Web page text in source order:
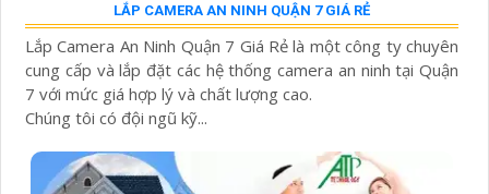
LẮP CAMERA AN NINH QUẬN 7 GIÁ RẺ
Lắp Camera An Ninh Quận 7 Giá Rẻ là một công ty chuyên
cung cấp và lắp đặt các hệ thống camera an ninh tại Quận
7 với mức giá hợp lý và chất lượng cao.
Chúng tôi có đội ngũ kỹ...